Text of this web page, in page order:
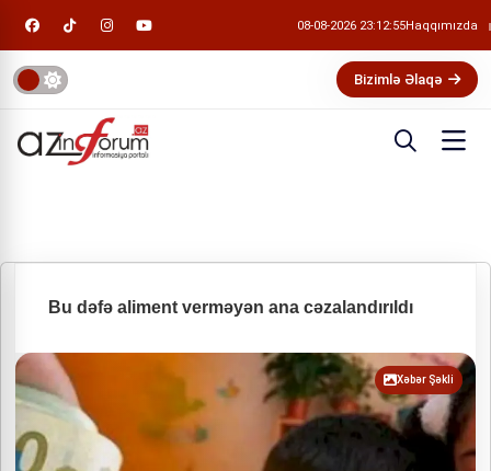
08-08-2026 23:12:55Haqqımızda
Bizimlə Əlaqə
Bu dəfə aliment verməyən ana cəzalandırıldı
Xəbər Şəkli